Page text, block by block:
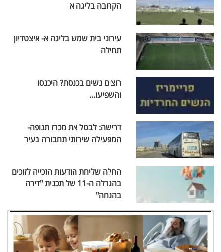
הקרובה בליגה א
עירוני בית שמש בליגה א- איצטדיון
תחילה
רוצים נשים בכנסת? היכנסו
והשפיעו...
דרישה: לבטל את מכרז תנופה-
המפעילה שירותי תחבורה בעיר
החלה שליחת הודעות הזכייה לזוכים
בהגרלה ה-11 של תכנית "דירה
בהנחה"